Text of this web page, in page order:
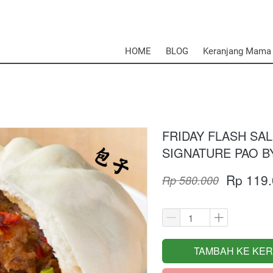
HOME BLOG Keranjang Mama
FRIDAY FLASH
SIGNATURE PAO
Rp 580.000 Rp
`
TAMBAH KE